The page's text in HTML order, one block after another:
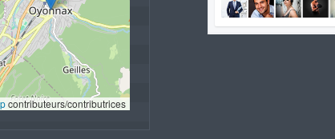
contributeurs/contributrices